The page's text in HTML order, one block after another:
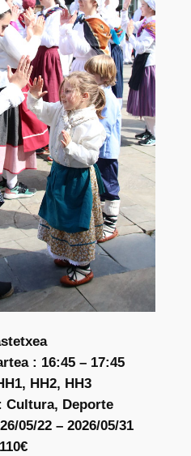
: 16:45 – 17:45
HH2, HH3
Cultura, Deporte
05/22 – 2026/05/31